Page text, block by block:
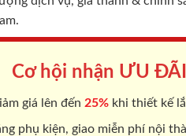
Cơ hội nhận ƯU
giá lên đến 25% khi thiết kế
phụ kiện, giao miễn phí nội